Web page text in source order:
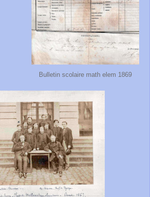
Bulletin scolaire math elem 1869